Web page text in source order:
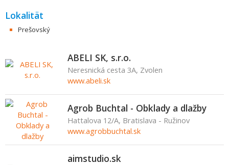
Lokalität
Prešovský
ABELI SK, s.r.o.
Neresnická cesta 3A, Zvolen
www.abeli.sk
Agrob Buchtal - Obklady a dlažby
Hattalova 12/A, Bratislava - Ružinov
www.agrobbuchtal.sk
aimstudio.sk